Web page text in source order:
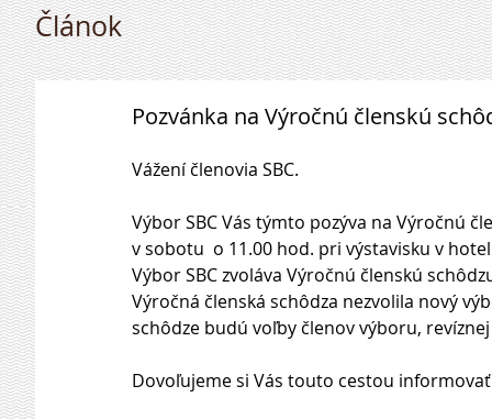
Článok
Pozvánka na Výročnú členskú
Vážení členovia SBC.
Výbor SBC Vás týmto pozýva na Výročnú
v sobotu  o 11.00 hod. pri výstavisku v
Výbor SBC zvoláva Výročnú členskú
Výročná členská schôdza nezvolila nový
schôdze budú voľby členov výboru, revíznej
Dovoľujeme si Vás touto cestou